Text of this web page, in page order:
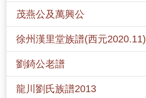
茂燕公及萬興公
徐州漢里堂族譜(西元2020.11)
劉錡公老譜
龍川劉氏族譜2013